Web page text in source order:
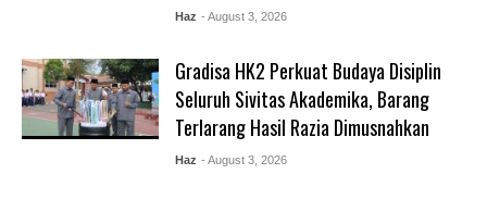
Haz - August 3, 2026
Gradisa HK2 Perkuat Budaya Disiplin
Seluruh Sivitas Akademika, Barang
Terlarang Hasil Razia Dimusnahkan
Haz - August 3, 2026